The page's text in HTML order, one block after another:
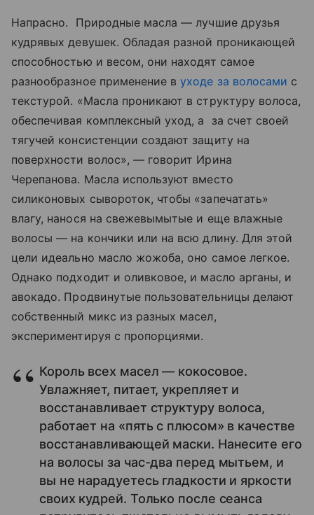
Напрасно. Природные масла — лучшие друзья
кудрявых девушек. Обладая разной проникающей
способностью и весом, они находят самое
разнообразное применение вуходе за волосами с
текстурой. «Масла проникают в структуру волоса,
обеспечивая комплексный уход, а за счет своей
тягучей консистенции создают защиту на
поверхности волос», — говорит Ирина
Черепанова. Масла используют вместо
силиконовых сывороток, чтобы «запечатать»
влагу, нанося на свежевымытые и еще влажные
волосы — на кончики или на всю длину. Для этой
цели идеально масло жожоба, оно самое легкое.
Однако подходит и оливковое, и масло арганы, и
авокадо. Продвинутые пользовательницы делают
собственный микс из разных масел,
экспериментируя с пропорциями.
Король всех масел — кокосовое.
Увлажняет, питает, укрепляет и
восстанавливает структуру волоса,
работает на «пять с плюсом» в качестве
восстанавливающей маски. Нанесите его
на волосы за час-два перед мытьем, и
вы не нарадуетесь гладкости и яркости
своих кудрей. Только после сеанса